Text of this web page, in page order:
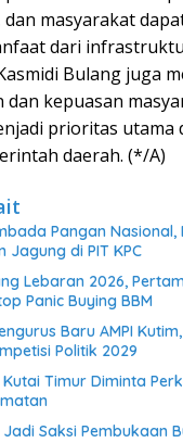
masyarakat
dari
Bulang juga
dan kepuasan
prioritas utama
daerah. (*/A)
Pangan
Jagung di PIT KPC
Lebaran 2026,
Panic Buying BBM
Baru AMPI
Politik 2029
Kutai Timur Diminta
Saksi Pembukaan